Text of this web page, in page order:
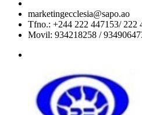
marketingecclesia@sapo.ao
Tfno.: +244 222 447153/ 222
Movil: 934218258 /